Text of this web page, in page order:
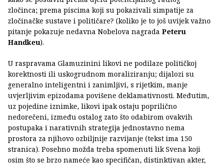
zločinca; prema piscima koji su pokazivali simpatije za
zločinačke sustave i političare? (koliko je to još uvijek važno
pitanje pokazuje nedavna Nobelova nagrada Peteru
Handkeu).
U raspravama Glamuzinini likovi ne podilaze političkoj
korektnosti ili uskogrudnom moraliziranju; dijalozi su
generalno inteligentni i zanimljivi, s rijetkim, manje
uvjerljivim epizodama povišene deklamativnosti. Međutim,
uz pojedine iznimke, likovi ipak ostaju poprilično
nedorečeni, između ostalog zato što odabirom ovakvih
postupaka i narativnih strategija jednostavno nema
prostora za njihovo ozbiljnije razvijanje (tekst ima 150
stranica). Posebno možda treba spomenuti lik Svena koji
osim što se brzo nameće kao specifičan, distinktivan akter,